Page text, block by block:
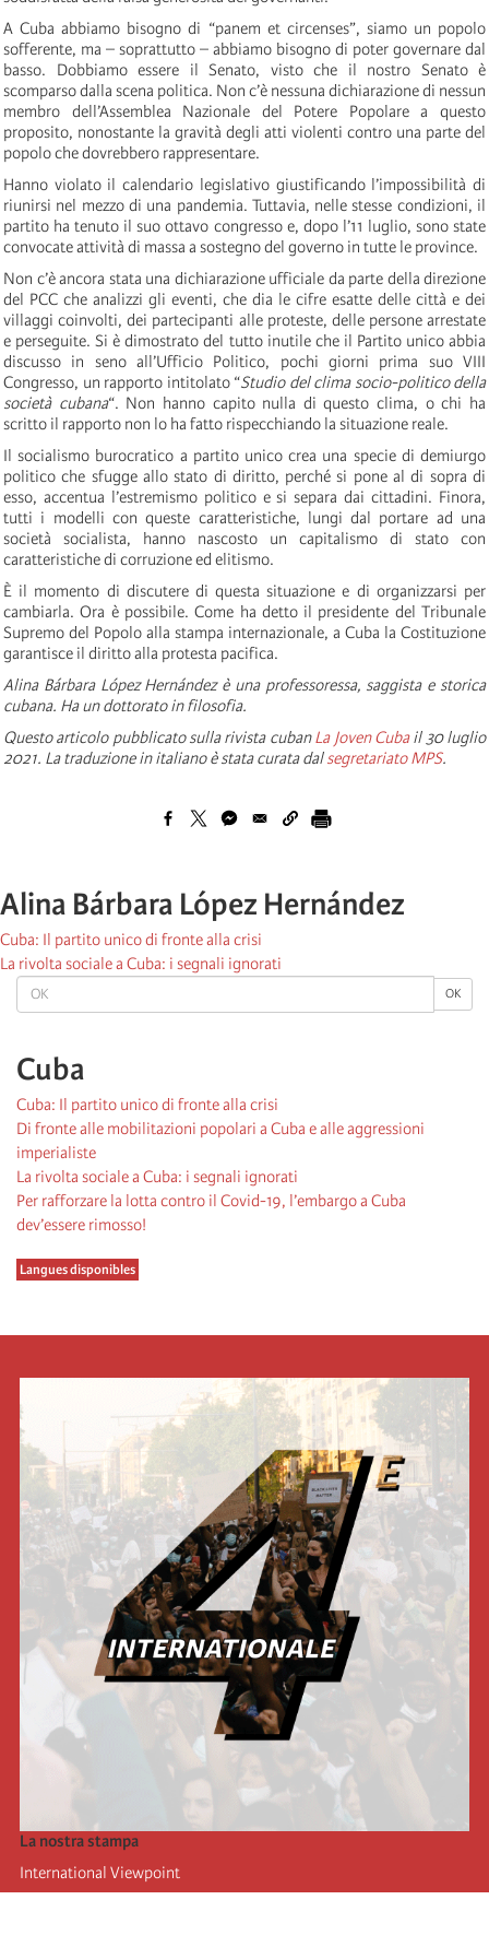
OK OK
Cuba
Cuba: Il partito unico di fronte alla crisi
Di fronte alle mobilitazioni popolari a Cuba e alle aggressioni
imperialiste
La rivolta sociale a Cuba: i segnali ignorati
Per rafforzare la lotta contro il Covid-19, l’embargo a Cuba
dev’essere rimosso!
Langues disponibles
A Cuba abbiamo bisogno di “panem et circenses”, siamo un popolo
sofferente, ma – soprattutto – abbiamo bisogno di poter governare dal
basso. Dobbiamo essere il Senato, visto che il nostro Senato è
scomparso dalla scena politica. Non c’è nessuna dichiarazione di nessun
membro dell’Assemblea Nazionale del Potere Popolare a questo
proposito, nonostante la gravità degli atti violenti contro una parte del
popolo che dovrebbero rappresentare.
Hanno violato il calendario legislativo giustificando l’impossibilità di
riunirsi nel mezzo di una pandemia. Tuttavia, nelle stesse condizioni, il
partito ha tenuto il suo ottavo congresso e, dopo l’11 luglio, sono state
convocate attività di massa a sostegno del governo in tutte le province.
Non c’è ancora stata una dichiarazione ufficiale da parte della direzione
del PCC che analizzi gli eventi, che dia le cifre esatte delle città e dei
villaggi coinvolti, dei partecipanti alle proteste, delle persone arrestate
e perseguite. Si è dimostrato del tutto inutile che il Partito unico abbia
discusso in seno all’Ufficio Politico, pochi giorni prima suo VIII
Congresso, un rapporto intitolato “Studio del clima socio-politico della
società cubana“. Non hanno capito nulla di questo clima, o chi ha
scritto il rapporto non lo ha fatto rispecchiando la situazione reale.
Il socialismo burocratico a partito unico crea una specie di demiurgo
politico che sfugge allo stato di diritto, perché si pone al di sopra di
esso, accentua l’estremismo politico e si separa dai cittadini. Finora,
tutti i modelli con queste caratteristiche, lungi dal portare ad una
società socialista, hanno nascosto un capitalismo di stato con
caratteristiche di corruzione ed elitismo.
È il momento di discutere di questa situazione e di organizzarsi per
cambiarla. Ora è possibile. Come ha detto il presidente del Tribunale
Supremo del Popolo alla stampa internazionale, a Cuba la Costituzione
garantisce il diritto alla protesta pacifica.
Alina Bárbara López Hernández è una professoressa, saggista e storica
cubana. Ha un dottorato in filosofia.
Questo articolo pubblicato sulla rivista cubanLa Joven Cubail 30 luglio
2021. La traduzione in italiano è stata curata dalsegretariato MPS.
Alina Bárbara López Hernández
Cuba: Il partito unico di fronte alla crisi
La rivolta sociale a Cuba: i segnali ignorati
La nostra stampa
International Viewpoint